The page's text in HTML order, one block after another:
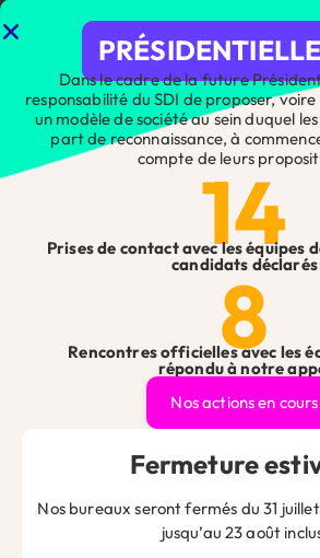
investissement stratégique pour
et la pérennité de son entreprise.
Nous découvrir Rejoignez-
Vous avez une
Que vous soyez artisan, commerçant,
ou chef d’entreprise, n’hésitez pas à
toute question ou demande, nos
de vous répondre !
Contact
Êtes-
Nom*
Dans le cadre de la future
responsabilité du SDI de proposer, voire
un modèle de société au sein duquel
part de reconnaissance, à
compte de leurs
14
Prises de contact avec les équipes
candidats déclarés
8
Rencontres officielles avec les
répondu à notre
Nos actions en cours
Fermeture
Nos bureaux seront fermés du 31
jusqu’au 23 août